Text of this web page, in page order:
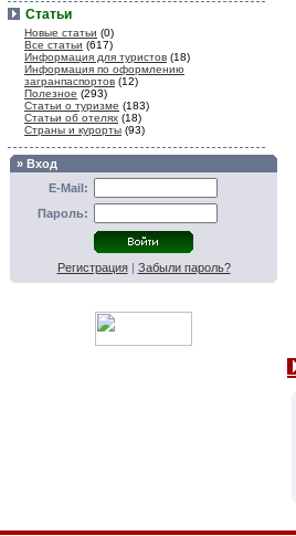
Статьи
Новые статьи (0)
Все статьи (617)
Информация для туристов (18)
Информация по оформлению
загранпаспортов (12)
Полезное (293)
Статьи о туризме (183)
Статьи об отелях (18)
Страны и курорты (93)
» Вход
E-Mail:
Пароль:
Регистрация| Забыли пароль?